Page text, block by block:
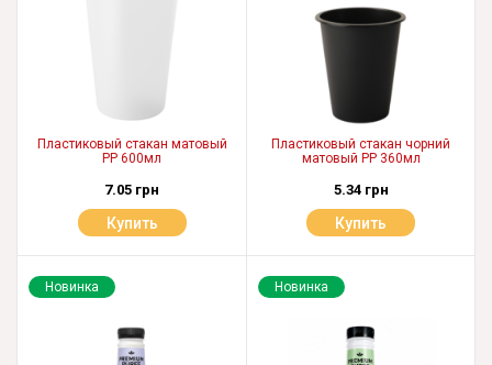
Пластиковый стакан матовый
PP 600мл
7.05 грн
Купить
Пластиковый стакан чорний
матовый PP 360мл
5.34 грн
Купить
Новинка Новинка